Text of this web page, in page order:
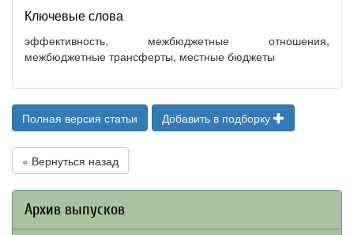
Ключевые слова
эффективность, межбюджетные отношения,
межбюджетные трансферты, местные бюджеты
Полная версия статьи Добавить в подборку
« Вернуться назад
Архив выпусков